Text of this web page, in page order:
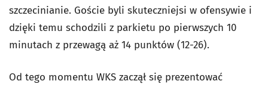
szczecinianie. Goście byli skuteczniejsi w ofensywie i
dzięki temu schodzili z parkietu po pierwszych 10
minutach z przewagą aż 14 punktów (12-26).
Od tego momentu WKS zaczął się prezentować